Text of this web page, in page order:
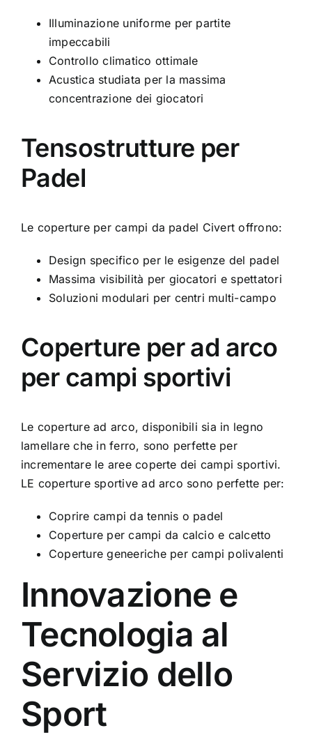
Illuminazione uniforme per partite
impeccabili
Controllo climatico ottimale
Acustica studiata per la massima
concentrazione dei giocatori
Tensostrutture per
Padel
Le coperture per campi da padel Civert offrono:
Design specifico per le esigenze del padel
Massima visibilità per giocatori e spettatori
Soluzioni modulari per centri multi-campo
Coperture per ad arco
per campi sportivi
Le coperture ad arco, disponibili sia in legno
lamellare che in ferro, sono perfette per
incrementare le aree coperte dei campi sportivi.
LE coperture sportive ad arco sono perfette per:
Coprire campi da tennis o padel
Coperture per campi da calcio e calcetto
Coperture geneeriche per campi polivalenti
Innovazione e
Tecnologia al
Servizio dello
Sport